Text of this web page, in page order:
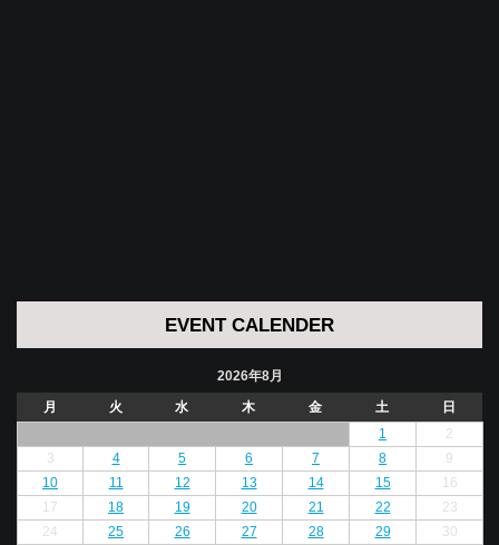
EVENT CALENDER
2026年8月
月
火 水 木 金 土
日
1
2
3
4 5 6 7 8
9
10
11 12 13 14 15
16
17
18 19 20 21 22
23
24
25 26 27 28 29
30